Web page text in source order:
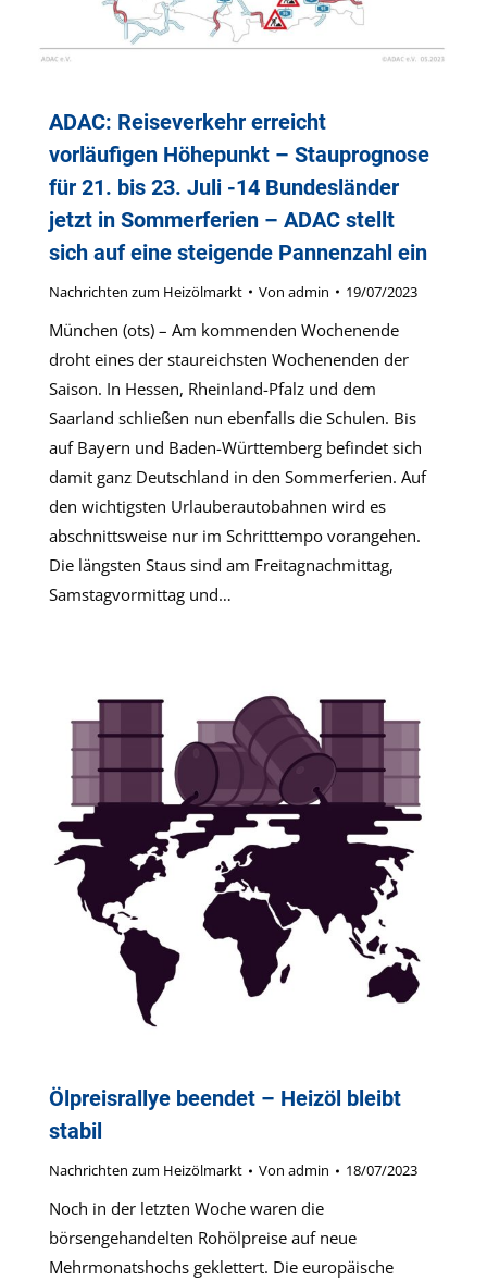
ADAC: Reiseverkehr erreicht
vorläufigen Höhepunkt – Stauprognose
für 21. bis 23. Juli -14 Bundesländer
jetzt in Sommerferien – ADAC stellt
sich auf eine steigende Pannenzahl ein
Nachrichten zum Heizölmarkt Von admin 19/07/2023
München (ots) – Am kommenden Wochenende
droht eines der staureichsten Wochenenden der
Saison. In Hessen, Rheinland-Pfalz und dem
Saarland schließen nun ebenfalls die Schulen. Bis
auf Bayern und Baden-Württemberg befindet sich
damit ganz Deutschland in den Sommerferien. Auf
den wichtigsten Urlauberautobahnen wird es
abschnittsweise nur im Schritttempo vorangehen.
Die längsten Staus sind am Freitagnachmittag,
Samstagvormittag und…
Ölpreisrallye beendet – Heizöl bleibt
stabil
Nachrichten zum Heizölmarkt Von admin 18/07/2023
Noch in der letzten Woche waren die
börsengehandelten Rohölpreise auf neue
Mehrmonatshochs geklettert. Die europäische